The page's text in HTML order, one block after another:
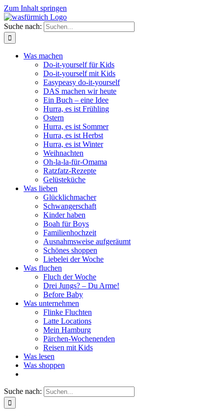
Zum Inhalt springen
Suche nach:
Was machen
Do-it-yourself für Kids
Do-it-yourself mit Kids
Easypeasy do-it-yourself
DAS machen wir heute
Ein Buch – eine Idee
Hurra, es ist Frühling
Ostern
Hurra, es ist Sommer
Hurra, es ist Herbst
Hurra, es ist Winter
Weihnachten
Oh-la-la-für-Omama
Ratzfatz-Rezepte
Gelüsteküche
Was lieben
Glücklichmacher
Schwangerschaft
Kinder haben
Boah für Boys
Familienhochzeit
Ausnahmsweise aufgeräumt
Schönes shoppen
Liebelei der Woche
Was fluchen
Fluch der Woche
Drei Jungs? – Du Arme!
Before Baby
Was unternehmen
Flinke Fluchten
Latte Locations
Mein Hamburg
Pärchen-Wochenenden
Reisen mit Kids
Was lesen
Was shoppen
Suche nach: